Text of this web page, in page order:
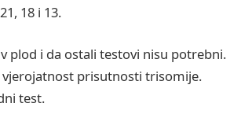
18 i 13.
plod i da ostali testovi nisu potrebni.
prisutnosti trisomije.
test.